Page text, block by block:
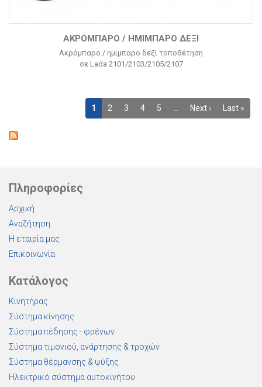
ΑΚΡΌΜΠΑΡΟ / ΗΜΊΜΠΑΡΟ ΔΕΞΊ
Ακρόμπαρο / ημίμπαρο δεξί τοποθέτηση
σε Lada 2101/2103/2105/2107
1 2 3 4 5 … Next › Last »
Πληροφορίες
Αρχική
Αναζήτηση
Η εταιρία μας
Επικοινωνία
Κατάλογος
Κινητήρας
Σύστημα κίνησης
Σύστημα πέδησης - φρένων
Σύστημα τιμονιού, ανάρτησης & τροχών
Σύστημα θέρμανσης & ψύξης
Ηλεκτρικό σύστημα αυτοκινήτου